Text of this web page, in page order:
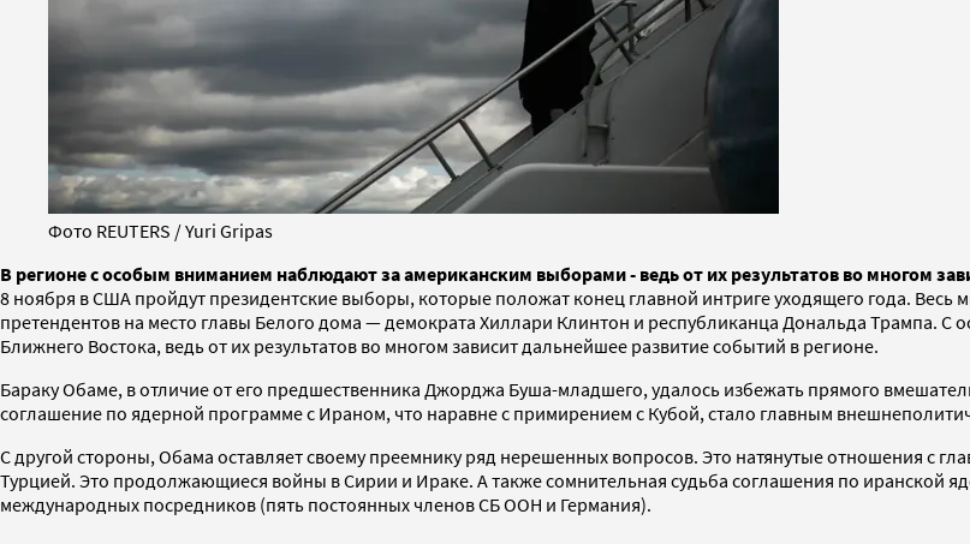
Фото REUTERS / Yuri Gripas
В регионе с особым вниманием наблюдают за американским выборами - ведь от их результатов во многом
8 ноября в США пройдут президентские выборы, которые положат конец главной интриге уходящего года.
претендентов на место главы Белого дома — демократа Хиллари Клинтон и республиканца Дональда Трампа.
Ближнего Востока, ведь от их результатов во многом зависит дальнейшее развитие событий в регионе.
Бараку Обаме, в отличие от его предшественника Джорджа Буша-младшего, удалось избежать прямого
соглашение по ядерной программе с Ираном, что наравне с примирением с Кубой, стало главным
С другой стороны, Обама оставляет своему преемнику ряд нерешенных вопросов. Это натянутые отношения с
Турцией. Это продолжающиеся войны в Сирии и Ираке. А также сомнительная судьба соглашения по иранской
международных посредников (пять постоянных членов СБ ООН и Германия).